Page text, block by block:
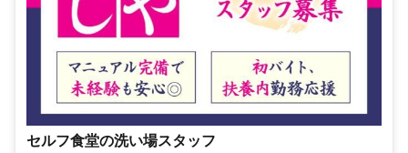
セルフ食堂の洗い場スタッフ